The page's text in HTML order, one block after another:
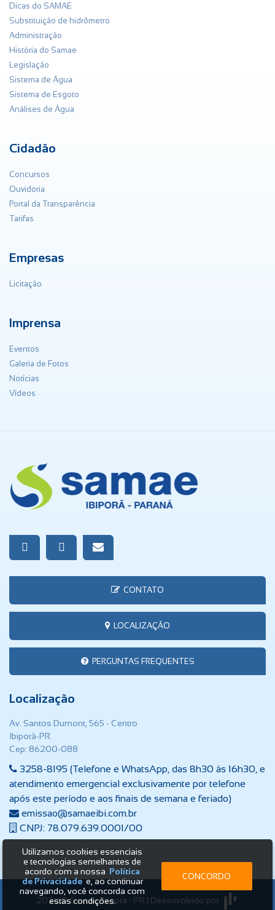
Dicas do SAMAE
Substituição de hidrômetro
Administração
História do Samae
Legislação
Sistema de Água
Sistema de Esgoto
Análises de Água
Cidadão
Concursos
Ouvidoria
Portal da Transparência
Tarifas
Empresas
Licitação
Imprensa
Eventos
Galeria de Fotos
Notícias
Vídeos
CONTATO
LOCALIZAÇÃO
PERGUNTAS FREQUENTES
Localização
Av. Santos Dumont, 565 - Centro
Ibiporã-PR
Cep: 86200-088
3258-8195 (Telefone e WhatsApp, das 8h30 às 16h30, e
atendimento emergencial exclusivamente por telefone
após este período e aos finais de semana e feriado)
emissao@samaeibi.com.br
CNPJ: 78.079.639.0001/00
2026 © Samae Ibiporã - PR | Desenvolvido por
Utilizamos cookies essenciais
e tecnologias semelhantes de
acordo com a nossa Política
de Privacidadee, ao continuar
navegando, você concorda com
estas condições.
CONCORDO